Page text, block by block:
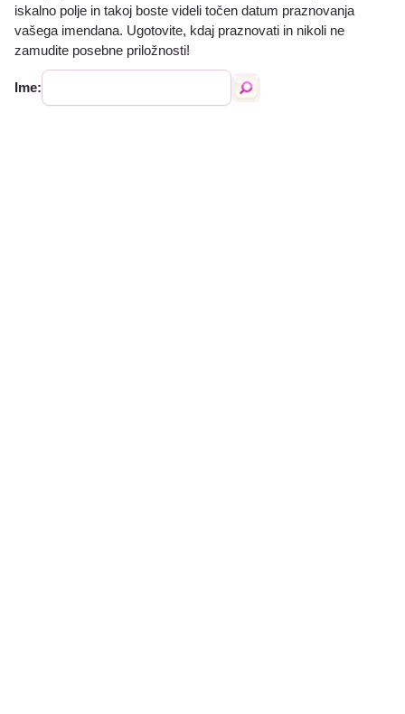
iskalno polje in takoj boste videli točen datum praznovanja
vašega imendana. Ugotovite, kdaj praznovati in nikoli ne
zamudite posebne priložnosti!
Ime: